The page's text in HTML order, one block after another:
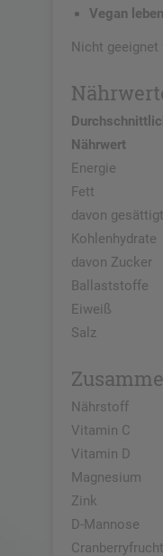
Vegan
Nicht geeignet
Nährwert
Energie
Fett
davon
Kohlenhydrate
davon Zucker
Ballaststoffe
Eiweiß
Salz
Nährstoff
Vitamin C
Vitamin D
Magnesium
Zink
D-Mannose